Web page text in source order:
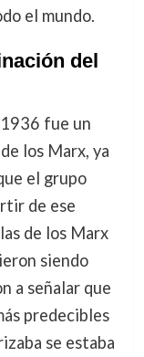
el mundo.
del
fue un
los Marx, ya
el grupo
de ese
de los Marx
siendo
a señalar que
predecibles
se estaba